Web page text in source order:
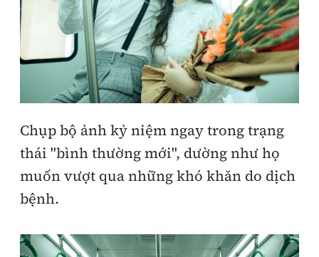
Chụp bộ ảnh kỷ niệm ngay trong trạng
thái "bình thường mới", dường như họ
muốn vượt qua những khó khăn do dịch
bệnh.